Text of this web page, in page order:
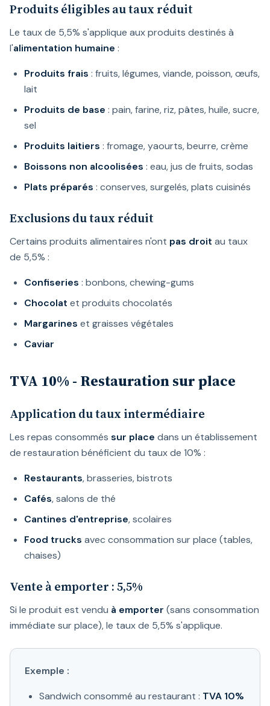
Produits éligibles au taux réduit
Le taux de 5,5% s'applique aux produits destinés à
l'alimentation humaine :
Produits frais : fruits, légumes, viande, poisson, œufs,
lait
Produits de base : pain, farine, riz, pâtes, huile, sucre,
sel
Produits laitiers : fromage, yaourts, beurre, crème
Boissons non alcoolisées : eau, jus de fruits, sodas
Plats préparés : conserves, surgelés, plats cuisinés
Exclusions du taux réduit
Certains produits alimentaires n'ont pas droit au taux
de 5,5% :
Confiseries : bonbons, chewing-gums
Chocolat et produits chocolatés
Margarines et graisses végétales
Caviar
TVA 10% - Restauration sur place
Application du taux intermédiaire
Les repas consommés sur place dans un établissement
de restauration bénéficient du taux de 10% :
Restaurants, brasseries, bistrots
Cafés, salons de thé
Cantines d'entreprise, scolaires
Food trucks avec consommation sur place (tables,
chaises)
Vente à emporter : 5,5%
Si le produit est vendu à emporter (sans consommation
immédiate sur place), le taux de 5,5% s'applique.
Exemple :
Sandwich consommé au restaurant : TVA 10%